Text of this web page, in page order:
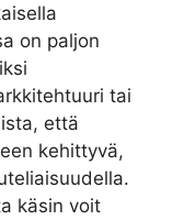
on paljon
tai
että
kehittyvä,
käsin voit